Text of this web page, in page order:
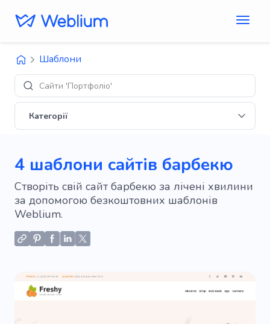
Шаблони
Сайти 'Портфоліо'
Категорії
4 шаблони сайтів барбекю
Створіть свій сайт барбекю за лічені хвилини
за допомогою безкоштовних шаблонів
Weblium.